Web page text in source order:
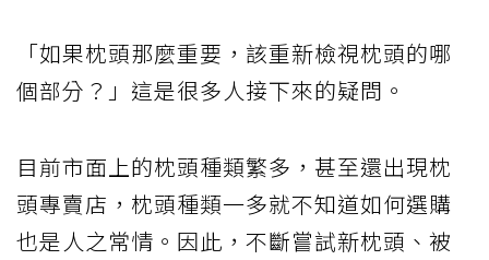
「如果枕頭那麼重要，該重新檢視枕頭的哪
個部分？」這是很多人接下來的疑問。
目前市面上的枕頭種類繁多，甚至還出現枕
頭專賣店，枕頭種類一多就不知道如何選購
也是人之常情。因此，不斷嘗試新枕頭、被